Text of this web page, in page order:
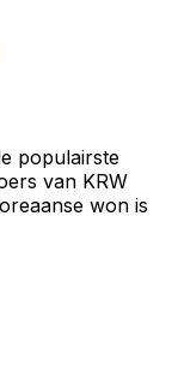
populairste
van KRW
won is